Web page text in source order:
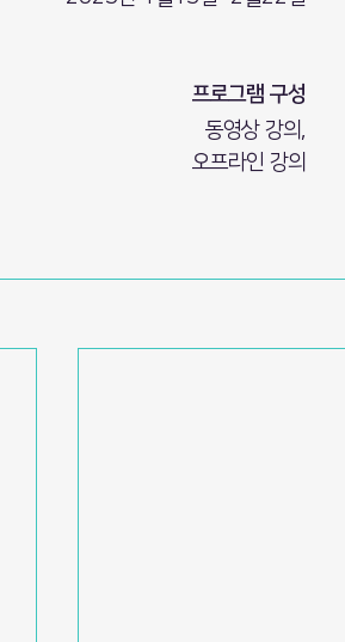
프로그램 구성
동영상 강의,
오프라인 강의